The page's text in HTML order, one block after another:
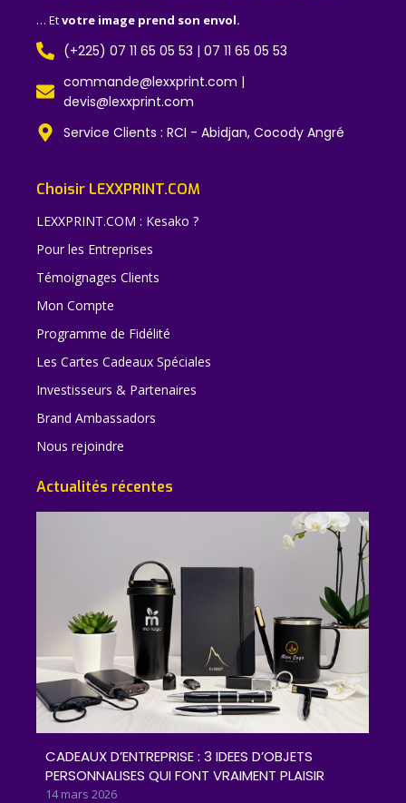
… Etvotre image prend son envol.
(+225) 07 11 65 05 53 | 07 11 65 05 53
commande@lexxprint.com |
devis@lexxprint.com
Service Clients : RCI - Abidjan, Cocody Angré
Choisir LEXXPRINT.COM
LEXXPRINT.COM : Kesako ?
Pour les Entreprises
Témoignages Clients
Mon Compte
Programme de Fidélité
Les Cartes Cadeaux Spéciales
Investisseurs & Partenaires
Brand Ambassadors
Nous rejoindre
Actualités récentes
CADEAUX D’ENTREPRISE : 3 IDEES D’OBJETS
PERSONNALISES QUI FONT VRAIMENT PLAISIR
14 mars 2026